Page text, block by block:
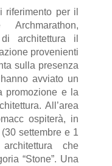
riferimento per il
di architettura il
provenienti
sulla presenza
avviato un
promozione e la
All’area
ospiterà, in
settembre e 1
che
“Stone”. Una